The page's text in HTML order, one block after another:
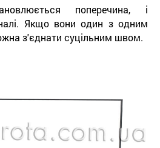
поперечина, і
Якщо вони один з одним
з'єднати суцільним швом.